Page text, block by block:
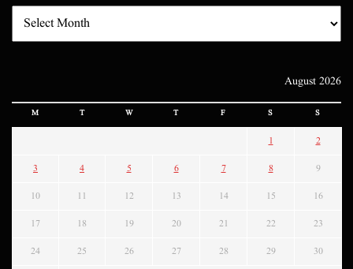
August 2026
M T W T F S S
1 2
3 4 5 6 7 8 9
10 11 12 13 14 15 16
17 18 19 20 21 22 23
24 25 26 27 28 29 30